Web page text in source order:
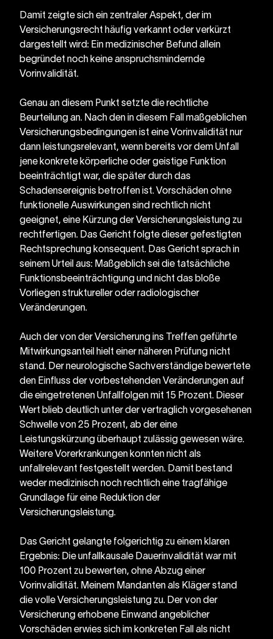
Damit zeigte sich ein zentraler Aspekt, der im
Versicherungsrecht häufig verkannt oder verkürzt
dargestellt wird: Ein medizinischer Befund allein
begründet noch keine anspruchsmindernde
Vorinvalidität.
Genau an diesem Punkt setzte die rechtliche
Beurteilung an. Nach den in diesem Fall maßgeblichen
Versicherungsbedingungen ist eine Vorinvalidität nur
dann leistungsrelevant, wenn bereits vor dem Unfall
jene konkrete körperliche oder geistige Funktion
beeinträchtigt war, die später durch das
Schadensereignis betroffen ist. Vorschäden ohne
funktionelle Auswirkungen sind rechtlich nicht
geeignet, eine Kürzung der Versicherungsleistung zu
rechtfertigen. Das Gericht folgte dieser gefestigten
Rechtsprechung konsequent. Das Gericht sprach in
seinem Urteil aus: Maßgeblich sei die tatsächliche
Funktionsbeeinträchtigung und nicht das bloße
Vorliegen struktureller oder radiologischer
Veränderungen.
Auch der von der Versicherung ins Treffen geführte
Mitwirkungsanteil hielt einer näheren Prüfung nicht
stand. Der neurologische Sachverständige bewertete
den Einfluss der vorbestehenden Veränderungen auf
die eingetretenen Unfallfolgen mit 15 Prozent. Dieser
Wert blieb deutlich unter der vertraglich vorgesehenen
Schwelle von 25 Prozent, ab der eine
Leistungskürzung überhaupt zulässig gewesen wäre.
Weitere Vorerkrankungen konnten nicht als
unfallrelevant festgestellt werden. Damit bestand
weder medizinisch noch rechtlich eine tragfähige
Grundlage für eine Reduktion der
Versicherungsleistung.
Das Gericht gelangte folgerichtig zu einem klaren
Ergebnis: Die unfallkausale Dauerinvalidität war mit
100 Prozent zu bewerten, ohne Abzug einer
Vorinvalidität. Meinem Mandanten als Kläger stand
die volle Versicherungsleistung zu. Der von der
Versicherung erhobene Einwand angeblicher
Vorschäden erwies sich im konkreten Fall als nicht